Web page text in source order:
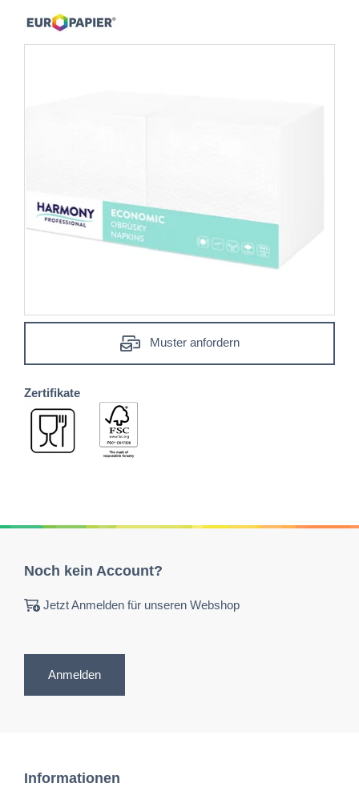
Muster anfordern
Zertifikate
Noch kein Account?
Jetzt Anmelden für unseren Webshop
Anmelden
Informationen